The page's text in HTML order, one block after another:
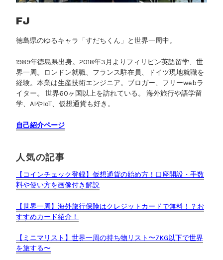
直
使
い
分
け
FJ
徳島県のゆるキャラ「すだちくん」と世界一周中。
1989年徳島県出身。2018年3月よりフィリピン英語留学、世
界一周。ロンドン就職、フランス駐在員、ドイツ現地就職を
経験。本業は生産技術エンジニア。ブロガー、フリーwebラ
イター。 世界60ヶ国以上を訪れている。 海外旅行や語学留
学、AIやIoT、仮想通貨も好き。
自己紹介ページ
人気の記事
【コインチェック登録】仮想通貨の始め方！口座開設・手数
料や使い方を画像付き解説
【世界一周】海外旅行保険はクレジットカードで無料！？お
すすめカード紹介！
【ミニマリスト】世界一周の持ち物リスト〜7KG以下で世界
を旅する〜